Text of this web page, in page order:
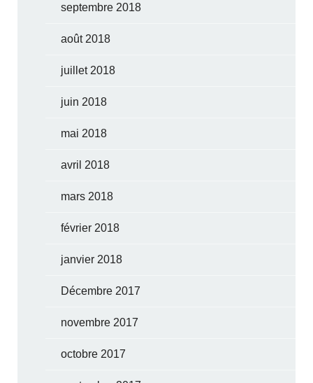
septembre 2018
août 2018
juillet 2018
juin 2018
mai 2018
avril 2018
mars 2018
février 2018
janvier 2018
Décembre 2017
novembre 2017
octobre 2017